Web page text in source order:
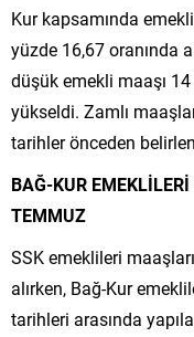
Kur kapsamında
yüzde 16,67 oranında
düşük emekli maaşı 14
yükseldi. Zamlı
tarihlerönceden
BAĞ-KUR EMEKLİLERİ
TEMMUZ
SSK emeklileri maa
alırken, Bağ-Kur
tarihleri arasında